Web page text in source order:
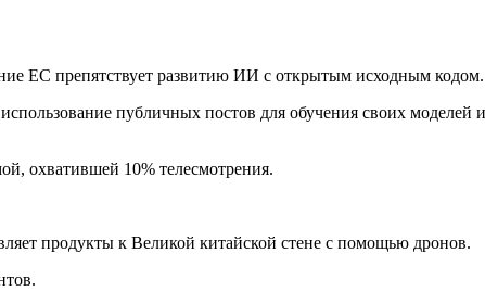
ЕС препятствует развитию ИИ с открытым исходным кодом.
публичных постов для обучения своих
охватившей 10% телесмотрения.
продукты к Великой китайской стене с помощью дронов.